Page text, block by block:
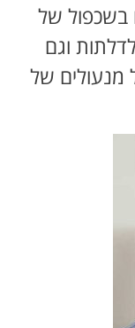
בשכפול של
וגם
מנעולים של